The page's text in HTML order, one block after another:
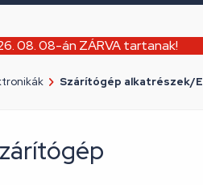
08. 08-án ZÁRVA tartanak!
Szárítógép alkatrészek/